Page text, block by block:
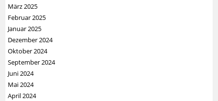
März 2025
Februar 2025
Januar 2025
Dezember 2024
Oktober 2024
September 2024
Juni 2024
Mai 2024
April 2024